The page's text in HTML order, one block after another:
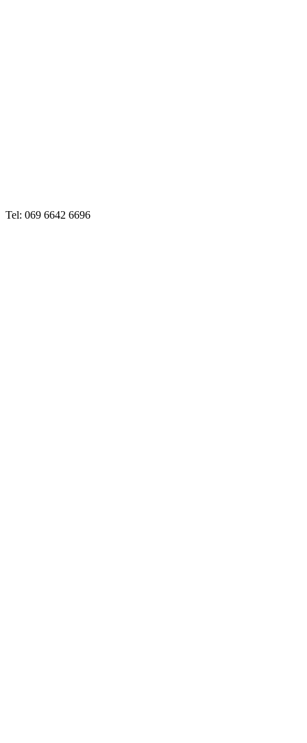
Tel: 069 6642 6696